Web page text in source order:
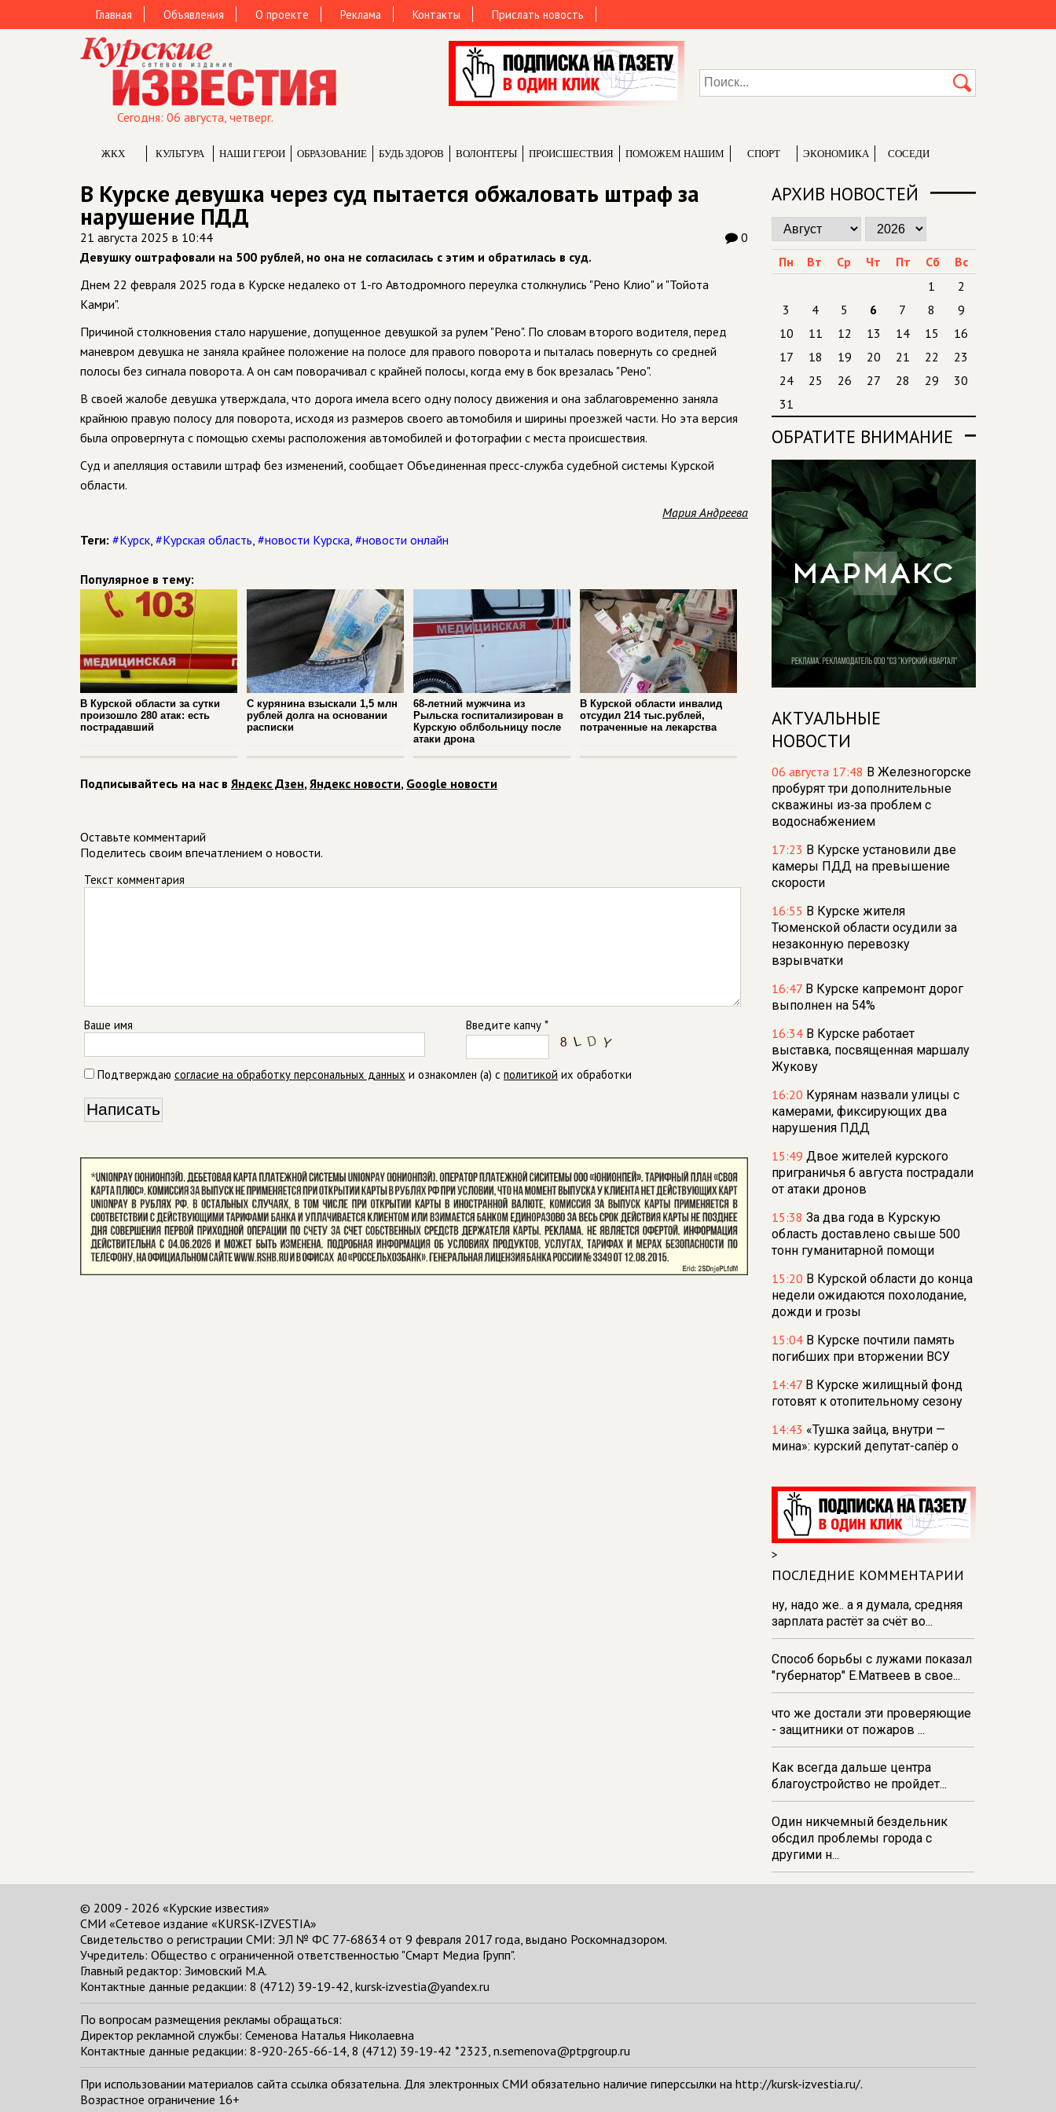
Главная Объявления О проекте Реклама Контакты Прислать новость
Сегодня: 06 августа, четверг.
ЖКХ КУЛЬТУРА НАШИ ГЕРОИ ОБРАЗОВАНИЕ БУДЬ ЗДОРОВ ВОЛОНТЕРЫ ПРОИCШЕСТВИЯ ПОМОЖЕМ НАШИМ СПОРТ ЭКОНОМИКА СОСЕДИ
В Курске девушка через суд пытается обжаловать штраф за
нарушение ПДД
21 августа 2025 в 10:44
0
Девушку оштрафовали на 500 рублей, но она не согласилась с этим и обратилась в суд.
Днем 22 февраля 2025 года в Курске недалеко от 1-го Автодромного переулка столкнулись "Рено Клио" и "Тойота
Камри".
Причиной столкновения стало нарушение, допущенное девушкой за рулем "Рено". По словам второго водителя, перед
маневром девушка не заняла крайнее положение на полосе для правого поворота и пыталась повернуть со средней
полосы без сигнала поворота. А он сам поворачивал с крайней полосы, когда ему в бок врезалась "Рено".
В своей жалобе девушка утверждала, что дорога имела всего одну полосу движения и она заблаговременно заняла
крайнюю правую полосу для поворота, исходя из размеров своего автомобиля и ширины проезжей части. Но эта версия
была опровергнута с помощью схемы расположения автомобилей и фотографии с места происшествия.
Суд и апелляция оставили штраф без изменений, сообщает Объединенная пресс-служба судебной системы Курской
области.
Мария Андреева
Теги: #Курск, #Курская область, #новости Курска, #новости онлайн
Популярное в тему:
В Курской области за сутки
произошло 280 атак: есть
пострадавший
С курянина взыскали 1,5 млн
рублей долга на основании
расписки
68-летний мужчина из
Рыльска госпитализирован в
Курскую облбольницу после
атаки дрона
В Курской области инвалид
отсудил 214 тыс.рублей,
потраченные на лекарства
Подписывайтесь на нас в Яндекс Дзен,Яндекс новости, Google новости
Оставьте комментарий
Поделитесь своим впечатлением о новости.
Текст комментария
Ваше имя Введите капчу *
Подтверждаю согласие на обработку персональных данных и ознакомлен (а) с политикой их обработки
АРХИВ НОВОСТЕЙ
Пн Вт Ср Чт Пт Сб
Вс
1
2
3
4 5 6 7 8
9
10
11 12 13 14 15
16
17
18 19 20 21 22
23
24
25 26 27 28 29
30
31
ОБРАТИТЕ ВНИМАНИЕ
АКТУАЛЬНЫЕ
НОВОСТИ
06 августа 17:48 В Железногорске
пробурят три дополнительные
скважины из‑за проблем с
водоснабжением
17:23 В Курске установили две
камеры ПДД на превышение
скорости
16:55 В Курске жителя
Тюменской области осудили за
незаконную перевозку
взрывчатки
16:47 В Курске капремонт дорог
выполнен на 54%
16:34 В Курске работает
выставка, посвященная маршалу
Жукову
16:20 Курянам назвали улицы с
камерами, фиксирующих два
нарушения ПДД
15:49 Двое жителей курского
приграничья 6 августа пострадали
от атаки дронов
15:38 За два года в Курскую
область доставлено свыше 500
тонн гуманитарной помощи
15:20 В Курской области до конца
недели ожидаются похолодание,
дожди и грозы
15:04 В Курске почтили память
погибших при вторжении ВСУ
14:47 В Курске жилищный фонд
готовят к отопительному сезону
14:43 «Тушка зайца, внутри —
мина»: курский депутат-сапёр о
14:37В Железногорске из-за
аномальной жары ввели подачу
воды по графику
14:21
покажут четыре российских
фильма
13:52В Железногорске за
мошенничество на 59 тыс.рублей
>
ПОСЛЕДНИЕ КОММЕНТАРИИ
ну, надо же.. а я думала, средняя
зарплата растёт за счёт во...
Способ борьбы с лужами показал
"губернатор" Е.Матвеев в свое...
что же достали эти проверяющие
- защитники от пожаров ...
Как всегда дальше центра
благоустройство не пройдет...
Один никчемный бездельник
обсдил проблемы города с
другими н...
© 2009 - 2026 «Курские известия»
СМИ «Сетевое издание «KURSK-IZVESTIA»
Свидетельство о регистрации СМИ: ЭЛ № ФС 77-68634 от 9 февраля 2017 года, выдано Роскомнадзором.
Учредитель: Общество с ограниченной ответственностью "Смарт Медиа Групп".
Главный редактор: Зимовский М.А.
Контактные данные редакции: 8 (4712) 39-19-42, kursk-izvestia@yandex.ru
По вопросам размещения рекламы обращаться:
Директор рекламной службы: Семенова Наталья Николаевна
Контактные данные редакции: 8-920-265-66-14, 8 (4712) 39-19-42 *2323, n.semenova@ptpgroup.ru
При использовании материалов сайта ссылка обязательна. Для электронных СМИ обязательно наличие гиперссылки на http://kursk-izvestia.ru/.
Возрастное ограничение 16+